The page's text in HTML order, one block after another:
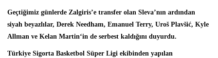
Geçtiğimiz günlerde Zalgiris’e transfer olan Sleva’nın ardından
siyah beyazlılar, Derek Needham, Emanuel Terry, Uroš Plavšić, Kyle
Allman ve Kelan Martin‘in de serbest kaldığını duyurdu.
Türkiye Sigorta Basketbol Süper Ligi ekibinden yapılan